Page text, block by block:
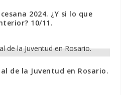
2024. ¿Y si lo que
10/11.
de la Juventud en Rosario.